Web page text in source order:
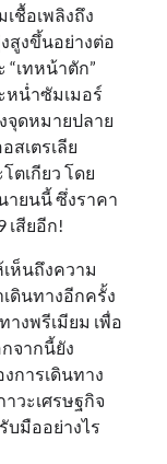
ชื้อเพลิงถึง
สูงขึ้นอย่างต่อ
“เทหน้าตัก”
หน่ำซัมเมอร์
จุดหมายปลาย
เตรเลีย
ตเกียว โดย
ายนนี้ ซึ่งราคา
เสียอีก!
ห็นถึงความ
ดินทางอีกครั้ง
งพรีเมียม เพื่อ
จากนี้ยัง
การเดินทาง
วะเศรษฐกิจ
บมืออย่างไร